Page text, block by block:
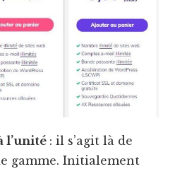
l’unité : il s’agit là de
gamme. Initialement